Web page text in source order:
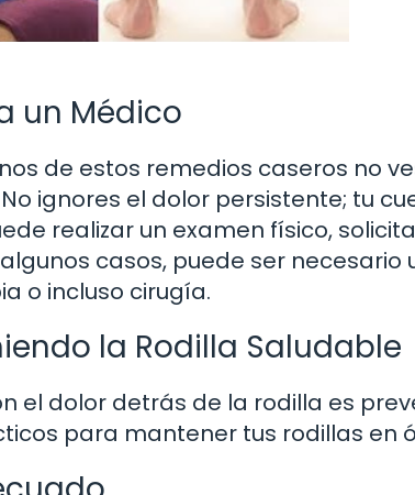
un Médico
de estos remedios caseros no
ignores el dolor persistente; tu
realizar un examen físico,
casos, puede ser
o incluso cirugía.
la Rodilla Saludable
el dolor detrás de la rodilla es
para mantener tus rodillas en